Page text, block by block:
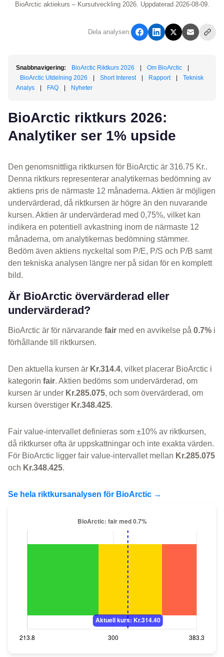
BioArctic aktiekurs – Kursutveckling 2026. Uppdaterad 2026-08-09.
Dela analysen:
Snabbnavigering: BioArctic Riktkurs 2026 Om BioArctic
BioArctic Utdelning 2026
Short Interest Rapport
Teknisk
Analys
FAQ Nyheter
BioArctic riktkurs 2026:
Analytiker ser 1% upside
Den genomsnittliga riktkursen för BioArctic är 316.75 Kr..
Denna riktkurs representerar analytikernas bedömning av
aktiens pris de närmaste 12 månaderna. Aktien är möjligen
undervärderad, då riktkursen är högre än den nuvarande
kursen. Aktien är undervärderad med 0,75%, vilket kan
indikera en potentiell avkastning inom de närmaste 12
månaderna, om analytikernas bedömning stämmer.
Bedöm även aktiens nyckeltal som P/E, P/S och P/B samt
den tekniska analysen längre ner på sidan för en komplett
bild.
Är BioArctic övervärderad eller
undervärderad?
BioArctic är för närvarande fair med en avvikelse på 0.7% i
förhållande till riktkursen.
Den aktuella kursen är Kr.314.4, vilket placerar BioArctic i
kategorin fair. Aktien bedöms som undervärderad, om
kursen är under Kr.285.075, och som övervärderad, om
kursen överstiger Kr.348.425.
Fair value-intervallet definieras som ±10% av riktkursen,
då riktkurser ofta är uppskattningar och inte exakta värden.
För BioArctic ligger fair value-intervallet mellan Kr.285.075
och Kr.348.425.
Se hela riktkursanalysen för BioArctic →